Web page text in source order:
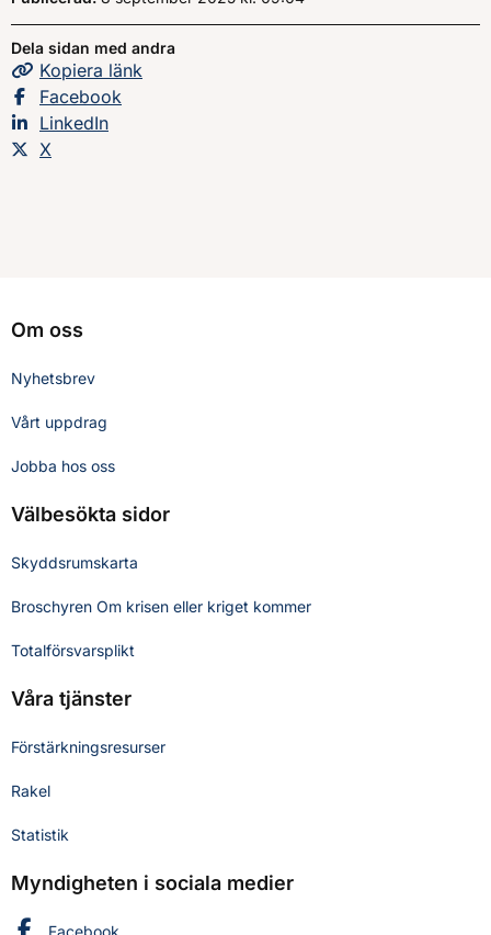
Dela sidan med andra
Kopiera sidans
länk
Dela sidan på
Facebook
Dela sidan på
LinkedIn
Dela sidan på
X
Om oss
Nyhetsbrev
Vårt uppdrag
Jobba hos oss
Välbesökta sidor
Skyddsrumskarta
Broschyren Om krisen eller kriget kommer
Totalförsvarsplikt
Våra tjänster
Förstärkningsresurser
Rakel
Statistik
Myndigheten i sociala medier